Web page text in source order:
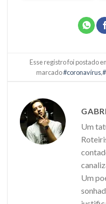
Esse registro foi postado
marcado#coronavírus,
Um
Um